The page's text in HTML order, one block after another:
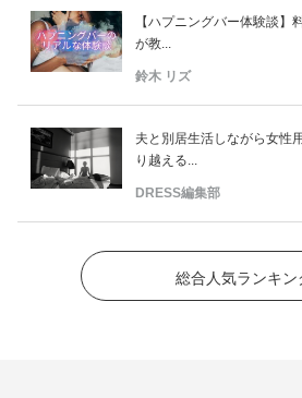
【ハプニングバー体験談】
が教...
鈴木 リズ
夫と別居生活しながら女性
り越える...
DRESS編集部
総合人気ランキン